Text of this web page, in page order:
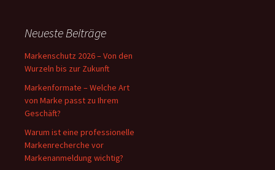
Neueste Beiträge
Markenschutz 2026 – Von den
Wurzeln bis zur Zukunft
Markenformate – Welche Art
von Marke passt zu Ihrem
Geschäft?
Warum ist eine professionelle
Markenrecherche vor
Markenanmeldung wichtig?